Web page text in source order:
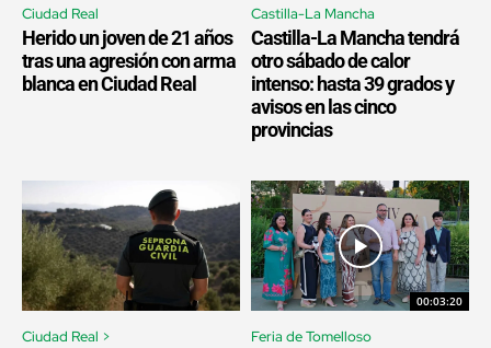
Ciudad Real
Herido un joven de 21 años
tras una agresión con arma
blanca en Ciudad Real
Castilla-La Mancha
Castilla-La Mancha tendrá
otro sábado de calor
intenso: hasta 39 grados y
avisos en las cinco
provincias
Ciudad Real >
00:03:20
Feria de Tomelloso